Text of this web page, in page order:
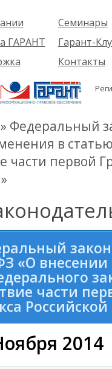
ГАРАНТ
Семинары
Об услуге
семинары
Гарант-
Контакты
Федеральный
в
части первой
закон
«О
части
2014